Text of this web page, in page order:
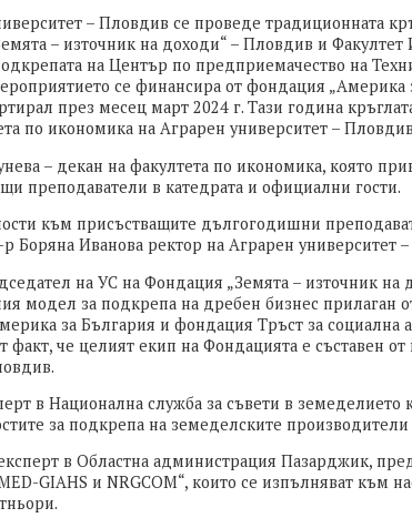
– Пловдив се проведе традиционната
– източник на доходи“ – Пловдив и
на Център по предприемачество на
се финансира от фондация „Америка
през месец март 2024 г. Тази година
по икономика на Аграрен университет –
– декан на факултета по икономика, която
преподаватели в катедрата и официални гости.
към присъстващите дългогодишни
Боряна Иванова ректор на Аграрен университет
на УС на Фондация „Земята – източник на
модел за подкрепа на дребен бизнес прилаган
за България и фондация Тръст за социална
факт, че целият екип на Фондацията е съставен от
в Национална служба за съвети в земеделието
за подкрепа на земеделските
в Областна администрация Пазарджик,
GIAHS и NRGCOM“, които се изпълняват към